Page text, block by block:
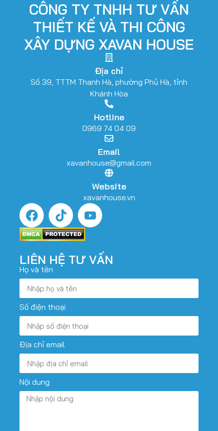
CÔNG TY TNHH TƯ VẤN
THIẾT KẾ VÀ THI CÔNG
XÂY DỰNG XAVAN HOUSE
Địa chỉ
Số 39, TTTM Thanh Hà, phường Phủ Hà, tỉnh
Khánh Hòa
Hotline
0969 74 04 09
Email
xavanhouse@gmail.com
Website
xavanhouse.vn
LIÊN HỆ TƯ VẤN
Họ và tên
Số điện thoại
Địa chỉ email
Nội dung